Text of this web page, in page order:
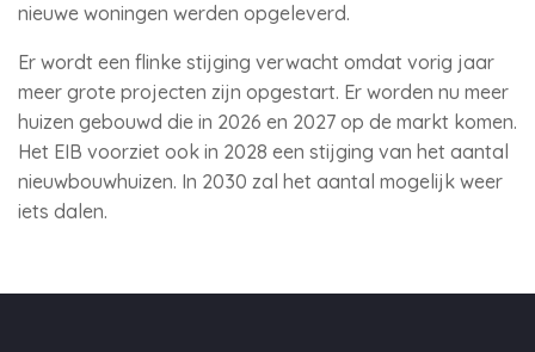
nieuwe woningen werden opgeleverd.
Er wordt een flinke stijging verwacht omdat vorig jaar
meer grote projecten zijn opgestart. Er worden nu meer
huizen gebouwd die in 2026 en 2027 op de markt komen.
Het EIB voorziet ook in 2028 een stijging van het aantal
nieuwbouwhuizen. In 2030 zal het aantal mogelijk weer
iets dalen.